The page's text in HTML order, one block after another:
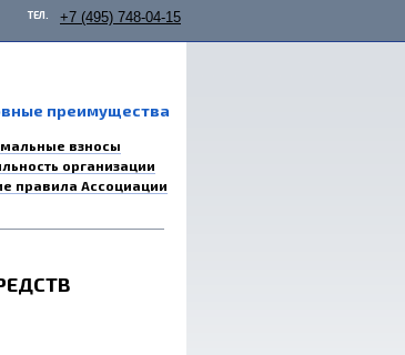
ТЕЛ. +7 (495) 748-04-15
преимущества
взносы
организации
правила Ассоциации